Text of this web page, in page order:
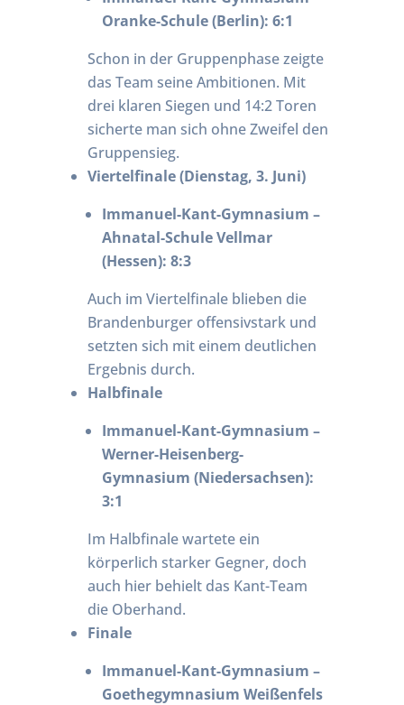
Oranke-Schule (Berlin): 6:1
Schon in der Gruppenphase zeigte
das Team seine Ambitionen. Mit
drei klaren Siegen und 14:2 Toren
sicherte man sich ohne Zweifel den
Gruppensieg.
Viertelfinale (Dienstag, 3. Juni)
Immanuel-Kant-Gymnasium –
Ahnatal-Schule Vellmar
(Hessen): 8:3
Auch im Viertelfinale blieben die
Brandenburger offensivstark und
setzten sich mit einem deutlichen
Ergebnis durch.
Halbfinale
Immanuel-Kant-Gymnasium –
Werner-Heisenberg-
Gymnasium (Niedersachsen):
3:1
Im Halbfinale wartete ein
körperlich starker Gegner, doch
auch hier behielt das Kant-Team
die Oberhand.
Finale
Immanuel-Kant-Gymnasium –
Goethegymnasium Weißenfels